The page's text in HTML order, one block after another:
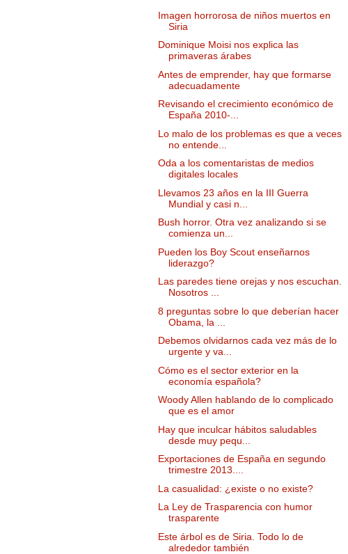
Imagen horrorosa de niños muertos en
Siria
Dominique Moisi nos explica las
primaveras árabes
Antes de emprender, hay que formarse
adecuadamente
Revisando el crecimiento económico de
España 2010-...
Lo malo de los problemas es que a veces
no entende...
Oda a los comentaristas de medios
digitales locales
Llevamos 23 años en la III Guerra
Mundial y casi n...
Bush horror. Otra vez analizando si se
comienza un...
Pueden los Boy Scout enseñarnos
liderazgo?
Las paredes tiene orejas y nos escuchan.
Nosotros ...
8 preguntas sobre lo que deberían hacer
Obama, la ...
Debemos olvidarnos cada vez más de lo
urgente y va...
Cómo es el sector exterior en la
economía española?
Woody Allen hablando de lo complicado
que es el amor
Hay que inculcar hábitos saludables
desde muy pequ...
Exportaciones de España en segundo
trimestre 2013....
La casualidad: ¿existe o no existe?
La Ley de Trasparencia con humor
trasparente
Este árbol es de Siria. Todo lo de
alrededor también